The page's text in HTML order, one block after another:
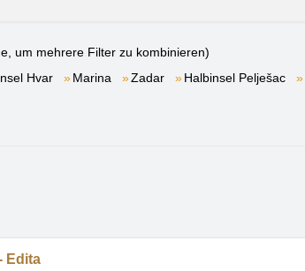
um mehrere Filter zu kombinieren)
Hvar Marina Zadar Halbinsel Pelješac
Edita